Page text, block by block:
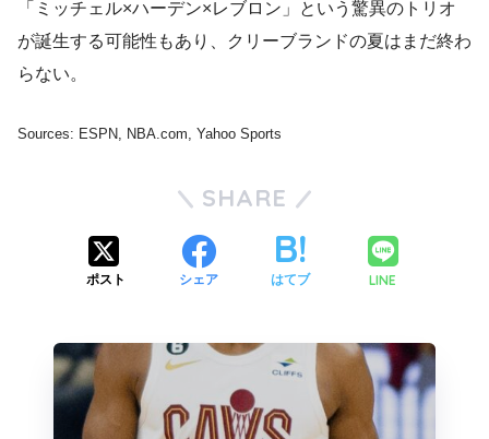
「ミッチェル×ハーデン×レブロン」という驚異のトリオ
が誕生する可能性もあり、クリーブランドの夏はまだ終わ
らない。
Sources: ESPN, NBA.com, Yahoo Sports
SHARE
ポスト シェア はてブ LINE